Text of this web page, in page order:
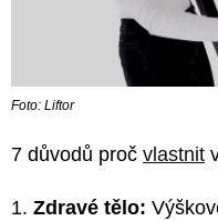
Foto: Liftor
7 důvodů proč vlastnit
1. Zdravé tělo: